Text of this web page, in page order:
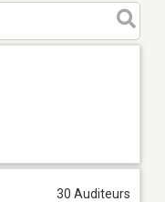
30 Auditeurs